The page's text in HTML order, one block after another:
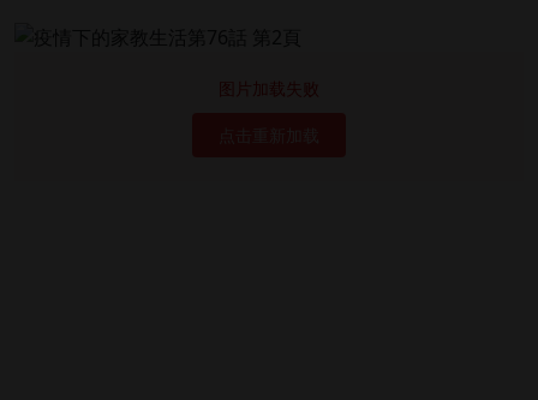
图片加载失败